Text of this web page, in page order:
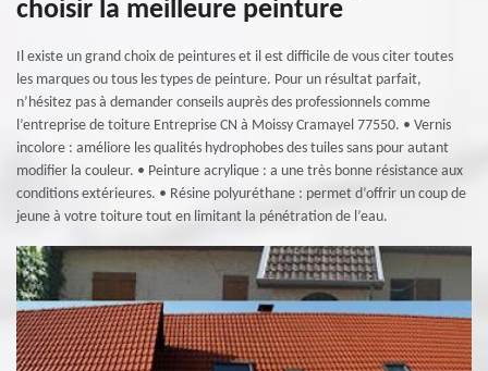
choisir la meilleure peinture
Il existe un grand choix de peintures et il est difficile de vous citer toutes
les marques ou tous les types de peinture. Pour un résultat parfait,
n’hésitez pas à demander conseils auprès des professionnels comme
l’entreprise de toiture Entreprise CN à Moissy Cramayel 77550. • Vernis
incolore : améliore les qualités hydrophobes des tuiles sans pour autant
modifier la couleur. • Peinture acrylique : a une très bonne résistance aux
conditions extérieures. • Résine polyuréthane : permet d’offrir un coup de
jeune à votre toiture tout en limitant la pénétration de l’eau.